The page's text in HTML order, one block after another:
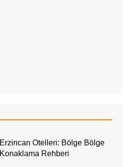
Erzincan Otelleri: Bölge Bölge
Konaklama Rehberi